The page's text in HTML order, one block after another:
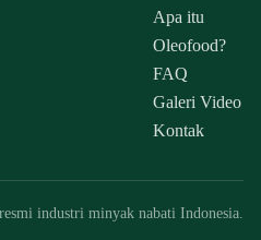
Apa itu
Oleofood?
FAQ
Galeri Video
Kontak
industri minyak nabati Indonesia.